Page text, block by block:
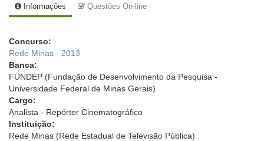
Informações Questões On-line
Concurso:
Rede Minas - 2013
Banca:
FUNDEP (Fundação de Desenvolvimento da Pesquisa -
Universidade Federal de Minas Gerais)
Cargo:
Analista - Repórter Cinematográfico
Instituição:
Rede Minas (Rede Estadual de Televisão Pública)